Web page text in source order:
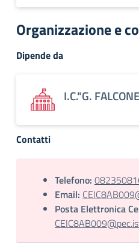
Organizzazione e
Dipende da
I.C."G.
Contatti
Telefono:
Email:
Posta Elettronica